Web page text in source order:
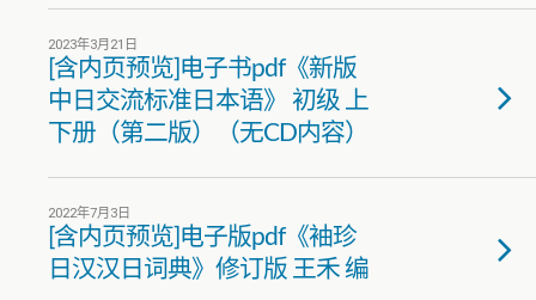
2023年3月21日
[含内页预览]电子书pdf《新版
中日交流标准日本语》 初级 上
下册（第二版）（无CD内容）
2022年7月3日
[含内页预览]电子版pdf《袖珍
日汉汉日词典》修订版 王禾 编